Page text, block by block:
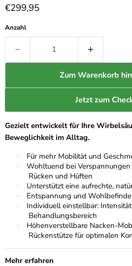
Aktueller Preis
€299,95
Anzahl
Zum Warenkorb
Jetzt zum
Gezielt entwickelt für Ihre
Beweglichkeit im Alltag.
· Für mehr Mobilität und
·
Wohltuend bei
Rücken und Hüften
· Unterstützt eine aufrechte,
· Entspannung und
·
Individuell einstellbar:
Behandlungsbereich
·
Höhenverstellbare Nacken-
Rückenstütze für optimalen
Mehr erfahren